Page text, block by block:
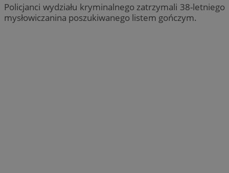
Policjanci wydziału kryminalnego zatrzymali 38-letniego
mysłowiczanina poszukiwanego listem gończym.